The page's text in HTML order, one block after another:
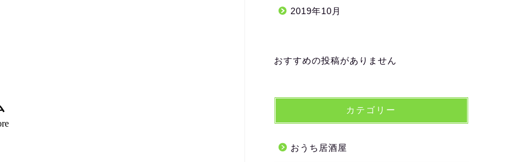
2019年10月
おすすめの投稿がありません
カテゴリー
おうち居酒屋